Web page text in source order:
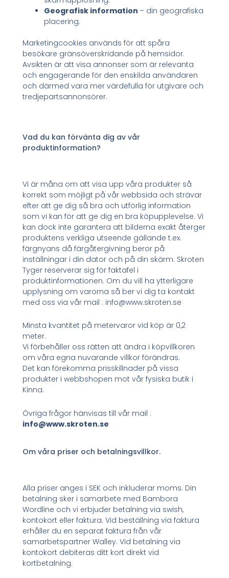
Geografisk information – din geografiska
placering.
Marketingcookies används för att spåra
besökare gränsöverskridande på hemsidor.
Avsikten är att visa annonser som är relevanta
och engagerande för den enskilda användaren
och därmed vara mer värdefulla för utgivare och
tredjepartsannonsörer.
Vad du kan förvänta dig av vår
produktinformation?
Vi är måna om att visa upp våra produkter så
korrekt som möjligt på vår webbsida och strävar
efter att ge dig så bra och utförlig information
som vi kan för att ge dig en bra köpupplevelse. Vi
kan dock inte garantera att bilderna exakt återger
produktens verkliga utseende gällande t.ex.
färgnyans då färgåtergivning beror på
inställningar i din dator och på din skärm. Skroten
Tyger reserverar sig för faktafel i
produktinformationen. Om du vill ha ytterligare
upplysning om varorna så ber vi dig ta kontakt
med oss via vår mail : info@www.skroten.se
Minsta kvantitet på metervaror vid köp är 0,2
meter.
Vi förbehåller oss rätten att ändra i köpvillkoren
om våra egna nuvarande villkor förändras.
Det kan förekomma prisskillnader på vissa
produkter i webbshopen mot vår fysiska butik i
Kinna.
Övriga frågor hänvisas till vår mail :
info@www.skroten.se
Om våra priser och betalningsvillkor.
Alla priser anges i SEK och inkluderar moms. Din
betalning sker i samarbete med Bambora
Wordline och vi erbjuder betalning via swish,
kontokort eller faktura. Vid beställning via faktura
erhåller du en separat faktura från vår
samarbetspartner Walley. Vid betalning via
kontokort debiteras ditt kort direkt vid
kortbetalning.